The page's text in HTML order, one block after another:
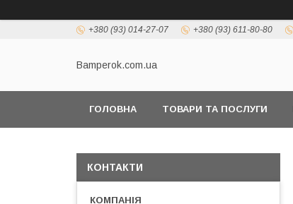
+380 (93) 014-27-07 +380 (93) 611-80-80
Bamperok.com.ua
ГОЛОВНА ТОВАРИ ТА ПОСЛУГИ
КОНТАКТИ